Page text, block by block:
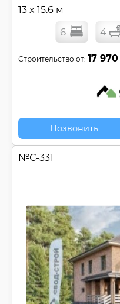
13 x 15.6 м
6 4
Строительство от: 17
Позвонить
№С-331